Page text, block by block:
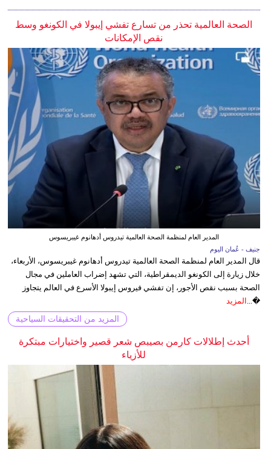
الصحة العالمية تحذر من تسارع تفشي إيبولا في الكونغو وسط
نقص الإمكانات
المدير العام لمنظمة الصحة العالمية تيدروس أدهانوم غيبريسوس
جنيف - عُمان اليوم
قال المدير العام لمنظمة الصحة العالمية تيدروس أدهانوم غيبريسوس، الأربعاء،
خلال زيارة إلى الكونغو الديمقراطية، التي تشهد إضراب العاملين في مجال
الصحة بسبب نقص الأجور، إن تفشي فيروس إيبولا الأسرع في العالم يتجاوز
�... المزيد
المزيد من التحقيقات السياحية
أحدث إطلالات كارمن بصيبص شعر قصير واختيارات مبتكرة
للأزياء